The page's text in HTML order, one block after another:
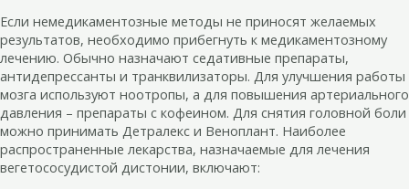
Если немедикаментозные методы не приносят желаемых
результатов, необходимо прибегнуть к медикаментозному
лечению. Обычно назначают седативные препараты,
антидепрессанты и транквилизаторы. Для улучшения работы
мозга используют ноотропы, а для повышения артериального
давления – препараты с кофеином. Для снятия головной боли
можно принимать Детралекс и Веноплант. Наиболее
распространенные лекарства, назначаемые для лечения
вегетососудистой дистонии, включают: